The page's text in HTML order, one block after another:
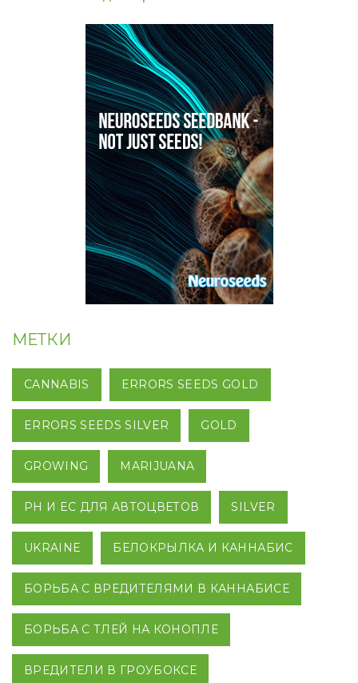
МЕТКИ
CANNABIS ERRORS SEEDS GOLD
ERRORS SEEDS SILVER GOLD
GROWING MARIJUANA
PH И EC ДЛЯ АВТОЦВЕТОВ SILVER
UKRAINE БЕЛОКРЫЛКА И КАННАБИС
БОРЬБА С ВРЕДИТЕЛЯМИ В КАННАБИСЕ
БОРЬБА С ТЛЕЙ НА КОНОПЛЕ
ВРЕДИТЕЛИ В ГРОУБОКСЕ